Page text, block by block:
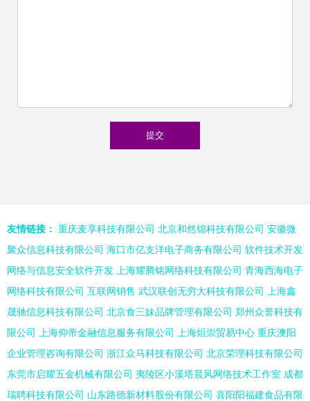
友情链接： 重庆麦享科技有限公司 北京和然锦科技有限公司 安徽微
聚众信息科技有限公司 海口市亿支洋电子商务有限公司 软件技术开发
网络与信息安全软件开发
上海耀腾铭网络科技有限公司 青海西海电子
网络科技有限公司 互联网销售 武汉联创无穷大科技有限公司
上海鑫
晟驰信息科技有限公司 北京食三妹品牌管理有限公司 郑州众誉科技有
限公司
上海仰帝金融信息服务有限公司 上海烜崇贸易中心 重庆澳阳
企业管理咨询有限公司 浙江众马科技有限公司 北京荣理科技有限公司
东莞市启耀五金机械有限公司 夷陵区小溪塔晨风网络技术工作室 成都
瑞聘科技有限公司 山东路德新材料股份有限公司 喜阳阳福建食品有限